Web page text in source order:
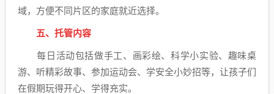
域，方便不同片区的家庭就近选择。
五、托管内容
每日活动包括做手工、画彩绘、科学小实验、趣味桌
游、听精彩故事、参加运动会、学安全小妙招等，让孩子们
在假期玩得开心、学得充实。